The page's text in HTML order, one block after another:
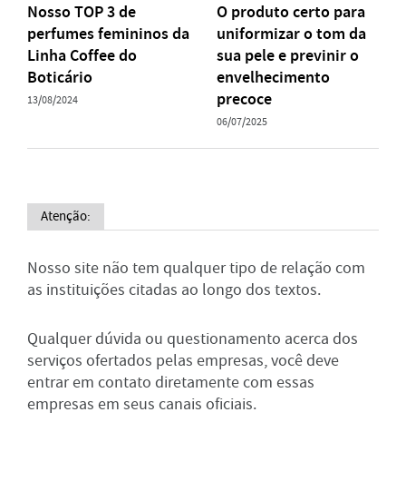
Nosso TOP 3 de
perfumes femininos da
Linha Coffee do
Boticário
13/08/2024
O produto certo para
uniformizar o tom da
sua pele e previnir o
envelhecimento
precoce
06/07/2025
Atenção:
Nosso site não tem qualquer tipo de relação com
as instituições citadas ao longo dos textos.
Qualquer dúvida ou questionamento acerca dos
serviços ofertados pelas empresas, você deve
entrar em contato diretamente com essas
empresas em seus canais oficiais.